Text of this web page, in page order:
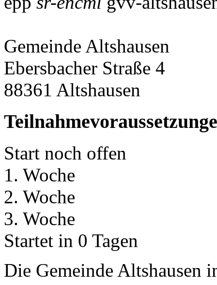
Gemeinde Altshausen
Ebersbacher Straße 4
88361 Altshausen
Start noch offen
1. Woche
2. Woche
3. Woche
Startet in 0 Tagen
Die Gemeinde Altshausen